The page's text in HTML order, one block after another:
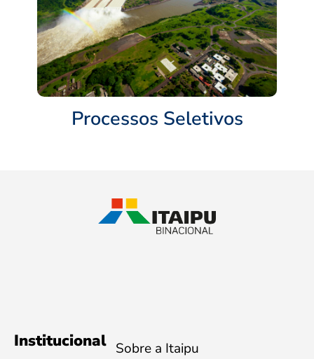
Processos Seletivos
Institucional Sobre a Itaipu